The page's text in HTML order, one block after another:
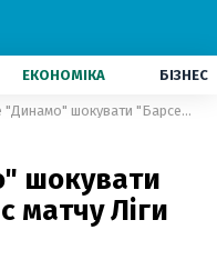
ЕКОНОМІКА БІЗНЕС
Чи зможе "Динамо" шокувати "Барселону": анонс матчу Ліги чемпіонів
шокувати
матчу Ліги